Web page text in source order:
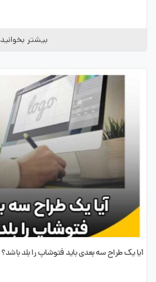
بیشتر بخوانید
آیا یک طراح سه بعدی باید فتوشاپ را بلد باشد؟